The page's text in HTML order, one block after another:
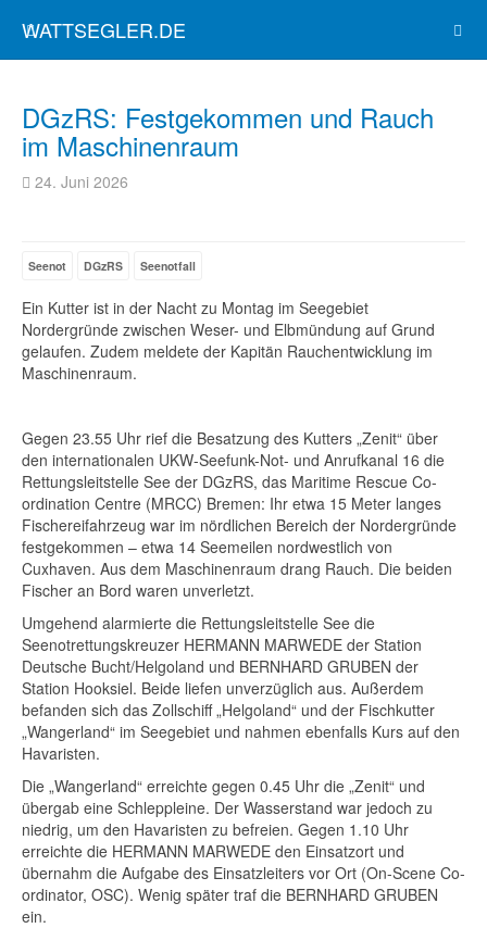
WATTSEGLER.DE
DGzRS: Festgekommen und Rauch
im Maschinenraum
24. Juni 2026
Seenot DGzRS Seenotfall
Ein Kutter ist in der Nacht zu Montag im Seegebiet
Nordergründe zwischen Weser- und Elbmündung auf Grund
gelaufen. Zudem meldete der Kapitän Rauchentwicklung im
Maschinenraum.
Gegen 23.55 Uhr rief die Besatzung des Kutters „Zenit“ über
den internationalen UKW-Seefunk-Not- und Anrufkanal 16 die
Rettungsleitstelle See der DGzRS, das Maritime Rescue Co-
ordination Centre (MRCC) Bremen: Ihr etwa 15 Meter langes
Fischereifahrzeug war im nördlichen Bereich der Nordergründe
festgekommen – etwa 14 Seemeilen nordwestlich von
Cuxhaven. Aus dem Maschinenraum drang Rauch. Die beiden
Fischer an Bord waren unverletzt.
Umgehend alarmierte die Rettungsleitstelle See die
Seenotrettungskreuzer HERMANN MARWEDE der Station
Deutsche Bucht/Helgoland und BERNHARD GRUBEN der
Station Hooksiel. Beide liefen unverzüglich aus. Außerdem
befanden sich das Zollschiff „Helgoland“ und der Fischkutter
„Wangerland“ im Seegebiet und nahmen ebenfalls Kurs auf den
Havaristen.
Die „Wangerland“ erreichte gegen 0.45 Uhr die „Zenit“ und
übergab eine Schleppleine. Der Wasserstand war jedoch zu
niedrig, um den Havaristen zu befreien. Gegen 1.10 Uhr
erreichte die HERMANN MARWEDE den Einsatzort und
übernahm die Aufgabe des Einsatzleiters vor Ort (On-Scene Co-
ordinator, OSC). Wenig später traf die BERNHARD GRUBEN
ein.